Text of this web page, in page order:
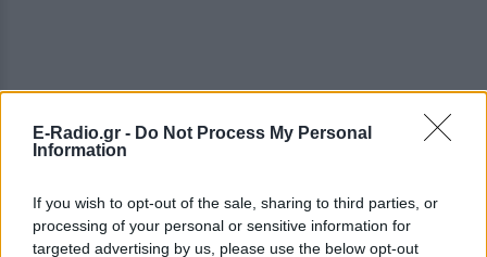
E-Radio.gr - Do Not Process My Personal
Information
If you wish to opt-out of the sale, sharing to third parties, or
processing of your personal or sensitive information for
targeted advertising by us, please use the below opt-out